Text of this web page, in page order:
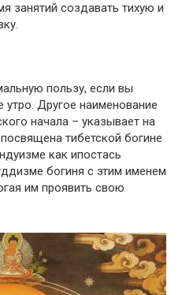
занятий создавать тихую и
пользу, если вы
Другое наименование
начала – указывает на
тибетской богине
как ипостась
богиня с этим именем
им проявить свою